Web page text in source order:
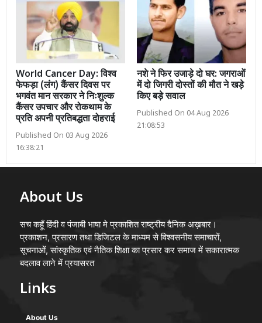
World Cancer Day: विश्व
फेफड़ा (लंग) कैंसर दिवस पर
भगवंत मान सरकार ने निःशुल्क
कैंसर उपचार और रोकथाम के
प्रति अपनी प्रतिबद्धता दोहराई
Published On 03 Aug 2026
16:38:21
नशे ने फिर उजाड़े दो घर: जगराओं
में दो जिगरी दोस्तों की मौत ने खड़े
किए बड़े सवाल
Published On 04 Aug 2026
21:08:53
About Us
सच कहूँ हिंदी व पंजाबी भाषा मे प्रकाशित राष्ट्रीय दैनिक अख़बार।
प्रकाशन, प्रसारण तथा डिजिटल के माध्यम से विश्वसनीय समाचारों,
सूचनाओं, सांस्कृतिक एवं नैतिक शिक्षा का प्रसार कर समाज में सकारात्मक
बदलाव लाने में प्रयासरत
Links
About Us